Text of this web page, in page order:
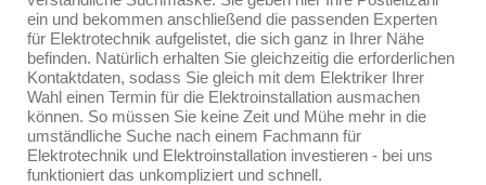
ein und bekommen anschließend die passenden Experten
für Elektrotechnik aufgelistet, die sich ganz in Ihrer Nähe
befinden. Natürlich erhalten Sie gleichzeitig die erforderlichen
Kontaktdaten, sodass Sie gleich mit dem Elektriker Ihrer
Wahl einen Termin für die Elektroinstallation ausmachen
können. So müssen Sie keine Zeit und Mühe mehr in die
umständliche Suche nach einem Fachmann für
Elektrotechnik und Elektroinstallation investieren - bei uns
funktioniert das unkompliziert und schnell.